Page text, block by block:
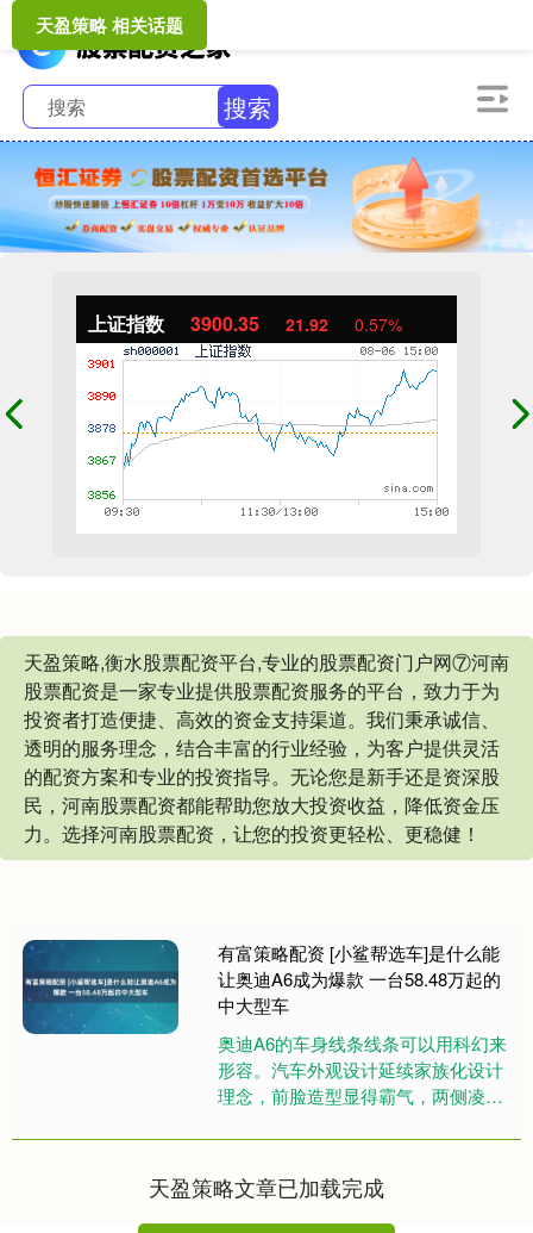
搜索
上证指数 3900.35 21.92 0.57%
天盈策略,衡水股票配资平台,专业的股票配资门户网⑦河南
股票配资是一家专业提供股票配资服务的平台，致力于为
投资者打造便捷、高效的资金支持渠道。我们秉承诚信、
透明的服务理念，结合丰富的行业经验，为客户提供灵活
的配资方案和专业的投资指导。无论您是新手还是资深股
民，河南股票配资都能帮助您放大投资收益，降低资金压
力。选择河南股票配资，让您的投资更轻松、更稳健！
天盈策略 相关话题
有富策略配资 [小鲨帮选车]是什么能
让奥迪A6成为爆款 一台58.48万起的
中大型车
奥迪A6的车身线条线条可以用科幻来
形容。汽车外观设计延续家族化设计
理念，前脸造型显得霸气，两侧凌厉
亮时炯炯有神。车身侧面的腰线依....
天盈策略文章已加载完成